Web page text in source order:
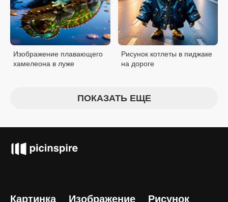
Изображение плавающего
хамелеона в луже
Рисунок котлеты в пиджаке
на дороге
ПОКАЗАТЬ ЕЩЕ
Картинка Изображение Рисунок